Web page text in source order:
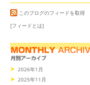
このブログのフィードを取得
[フィードとは]
2026年1月
2025年11月